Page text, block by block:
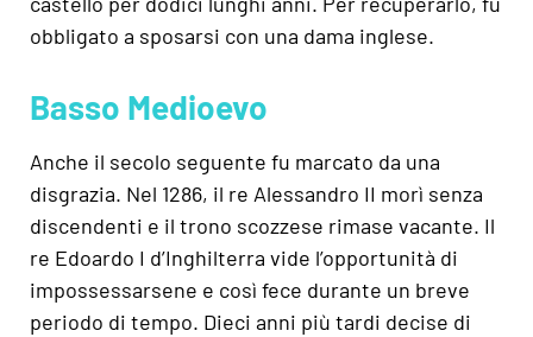
obbligato a sposarsi con una dama inglese.
Basso Medioevo
Anche il secolo seguente fu marcato da una
disgrazia. Nel 1286, il re Alessandro II morì senza
discendenti e il trono scozzese rimase vacante. Il
re Edoardo I d’Inghilterra vide l’opportunità di
impossessarsene e così fece durante un breve
periodo di tempo. Dieci anni più tardi decise di